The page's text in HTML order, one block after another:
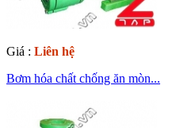
Giá : Liên hệ
Bơm hóa chất chống ăn mòn...